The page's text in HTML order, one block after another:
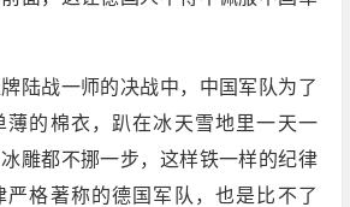
陆战一师的决战中，中国军队为了
薄的棉衣，趴在冰天雪地里一天一
雕都不挪一步，这样铁一样的纪律
严格著称的德国军队，也是比不了